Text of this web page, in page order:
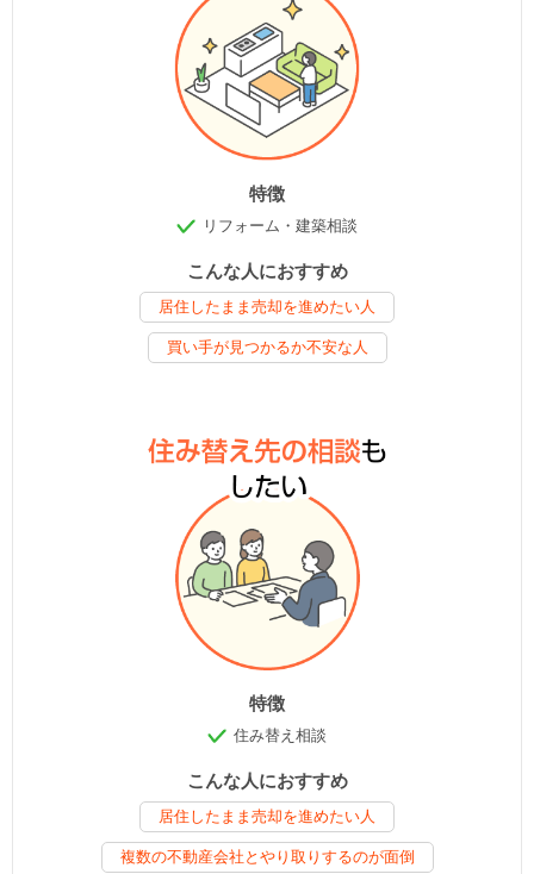
特徴
リフォーム・建築相談
こんな人におすすめ
居住したまま売却を進めたい人
買い手が見つかるか不安な人
特徴
住み替え相談
こんな人におすすめ
居住したまま売却を進めたい人
複数の不動産会社とやり取りするのが面倒